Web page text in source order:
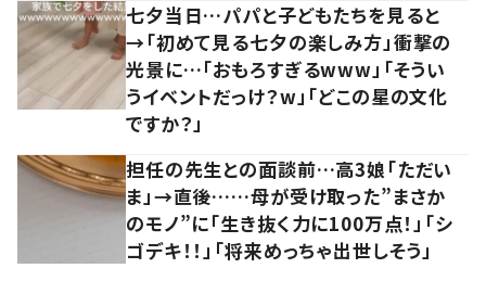
七夕当日…パパと子どもたちを見ると
→「初めて見る七夕の楽しみ方」衝撃の
光景に…「おもろすぎるwww」「そうい
うイベントだっけ？w」「どこの星の文化
ですか？」
担任の先生との面談前…高3娘「ただい
ま」→直後……母が受け取った”まさか
のモノ”に「生き抜く力に100万点！」「シ
ゴデキ！！」「将来めっちゃ出世しそう」